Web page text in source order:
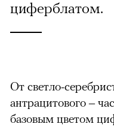
циферблатом.
От светло-
антрацитового –
базовым цветом